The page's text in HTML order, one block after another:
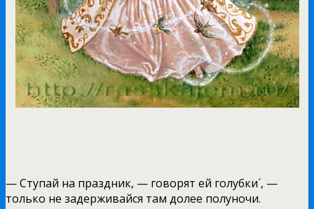
— Ступай на праздник, — говорят ей голубки´, —
только не задерживайся там долее полуночи.